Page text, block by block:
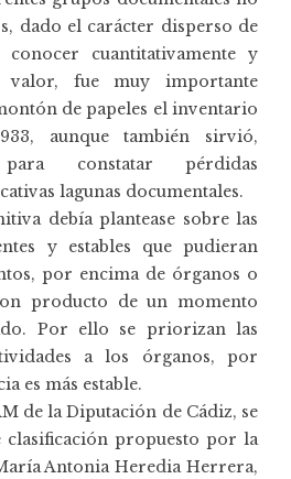
dado el carácter disperso de
conocer cuantitativamente y
valor, fue muy importante
de papeles el inventario
aunque también sirvió,
para constatar pérdidas
lagunas documentales.
debía plantease sobre las
y estables que pudieran
por encima de órganos o
producto de un momento
Por ello se priorizan las
a los órganos, por
es más estable.
de la Diputación de Cádiz, se
clasificación propuesto por la
Antonia Heredia Herrera,